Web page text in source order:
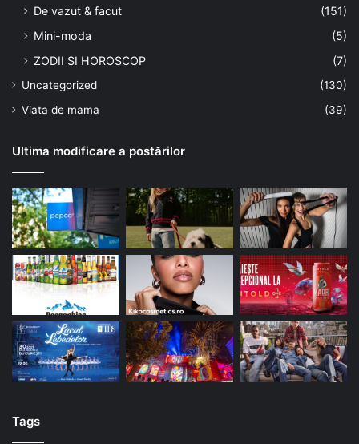
De vazut & facut
(151)
Mini-moda
(5)
ZODII SI HOROSCOP
(7)
Uncategorized
(130)
Viata de mama
(39)
Ultima modificare a postărilor
Tags